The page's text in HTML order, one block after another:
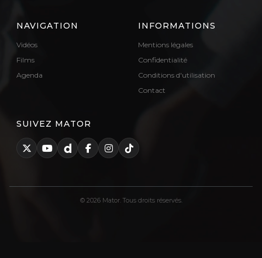
NAVIGATION
Vidéos
Films
Agenda
INFORMATIONS
Mentions légales
Confidentialité
Conditions d'utilisation
Contact
SUIVEZ MATOR
© 2026 Mator. Tous droits réservés.